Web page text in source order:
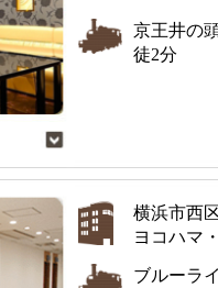
京王井の
徒2分
横浜市西
ヨコハマ
ブルーラ